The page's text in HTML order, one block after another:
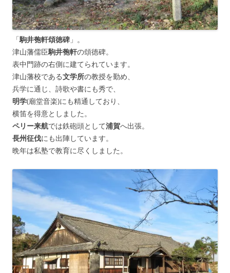
「駒井匏軒頌徳碑 」。
津山藩儒臣駒井匏軒の頌徳碑。
表中門跡の右側に建てられています。
津山藩校である文学所の教授を勤め、
兵学に通じ、詩歌や書にも秀で、
明学(廟堂音楽)にも精通しており、
横笛を得意としました。
ペリー来航では鉄砲頭として浦賀へ出張。
長州征伐にも出陣しています。
晩年は私塾で教育に尽くしました。